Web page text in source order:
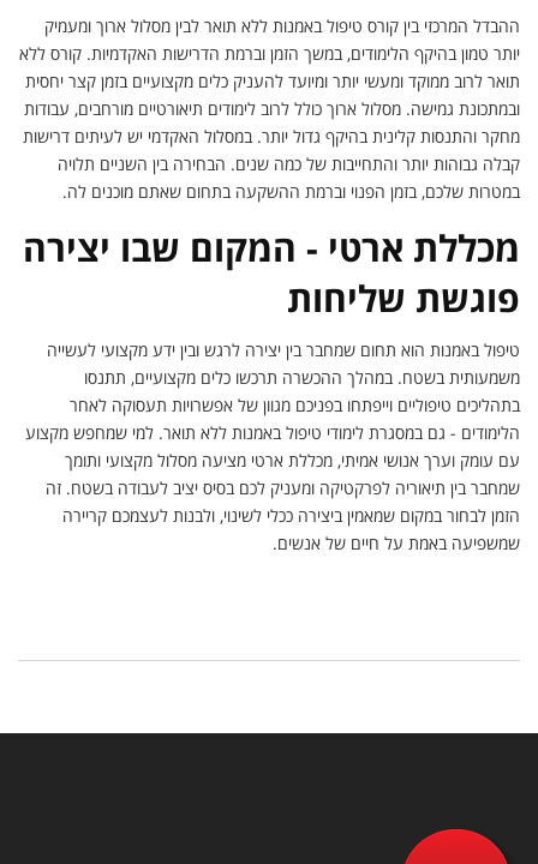
ההבדל המרכזי בין קורס טיפול באמנות ללא תואר לבין מסלול ארוך ומעמיק
יותר טמון בהיקף הלימודים, במשך הזמן וברמת הדרישות האקדמיות. קורס ללא
תואר לרוב ממוקד ומעשי יותר ומיועד להעניק כלים מקצועיים בזמן קצר יחסית
ובמתכונת גמישה. מסלול ארוך כולל לרוב לימודים תיאורטיים מורחבים, עבודות
מחקר והתנסות קלינית בהיקף גדול יותר. במסלול האקדמי יש לעיתים דרישות
קבלה גבוהות יותר והתחייבות של כמה שנים. הבחירה בין השניים תלויה
במטרות שלכם, בזמן הפנוי וברמת ההשקעה בתחום שאתם מוכנים לה.
מכללת ארטי - המקום שבו יצירה
פוגשת שליחות
טיפול באמנות הוא תחום שמחבר בין יצירה לרגש ובין ידע מקצועי לעשייה
משמעותית בשטח. במהלך ההכשרה תרכשו כלים מקצועיים, תתנסו
בתהליכים טיפוליים וייפתחו בפניכם מגוון של אפשרויות תעסוקה לאחר
הלימודים - גם במסגרת לימודי טיפול באמנות ללא תואר. למי שמחפש מקצוע
עם עומק וערך אנושי אמיתי, מכללת ארטי מציעה מסלול מקצועי ותומך
שמחבר בין תיאוריה לפרקטיקה ומעניק לכם בסיס יציב לעבודה בשטח. זה
הזמן לבחור במקום שמאמין ביצירה ככלי לשינוי, ולבנות לעצמכם קריירה
שמשפיעה באמת על חיים של אנשים.